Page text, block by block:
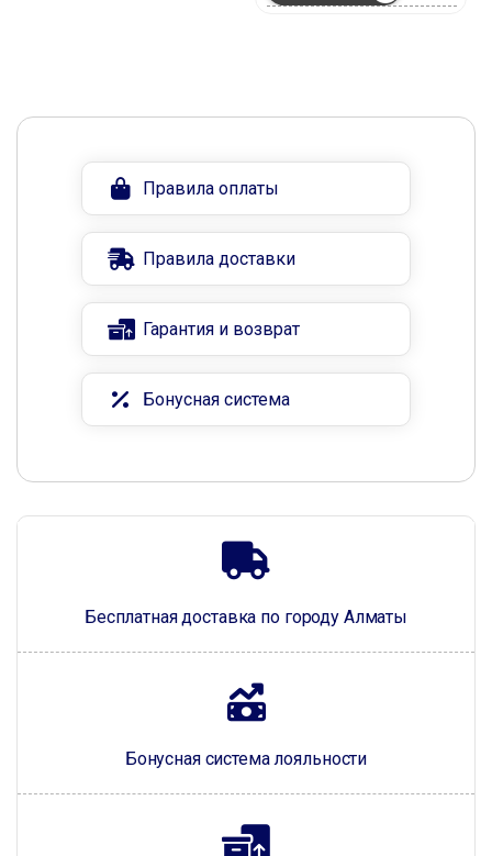
Бесплатная доставка по городу Алматы
Бонусная система лояльности
Правила оплаты
Правила доставки
Гарантия и возврат
Бонусная система